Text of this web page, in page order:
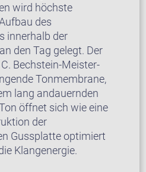
wird höchste
des
innerhalb der
den Tag gelegt. Der
Bechstein-Meister-
Tonmembrane,
lang andauernden
öffnet sich wie eine
der
Gussplatte optimiert
Klangenergie.